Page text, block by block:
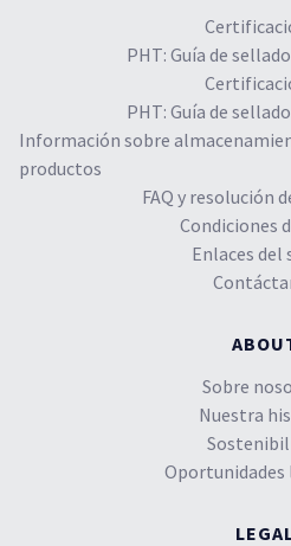
PHT: Guía de
PHT: Guía de
Información sobre
productos
FAQ y resolución
Condiciones
Enlaces del
Sobre
Nuestra
Oportunidades